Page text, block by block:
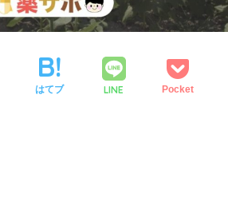
はてブ LINE Pocket